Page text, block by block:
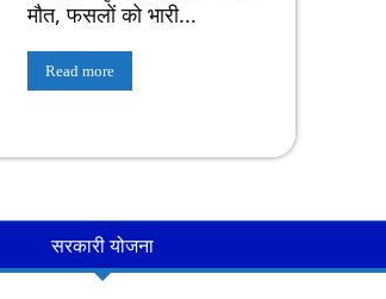
मौत, फसलों को भारी...
Read more
सरकारी योजना